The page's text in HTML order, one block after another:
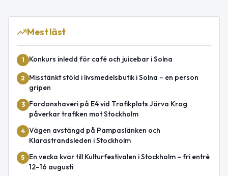
Mest läst
1 Konkurs inledd för café och juicebar i Solna
2
Misstänkt stöld i livsmedelsbutik i Solna – en person
gripen
3
Fordonshaveri på E4 vid Trafikplats Järva Krog
påverkar trafiken mot Stockholm
4 Vägen avstängd på Pampaslänken och
Klarastrandsleden i Stockholm
5
En vecka kvar till Kulturfestivalen i Stockholm – fri entré
12–16 augusti